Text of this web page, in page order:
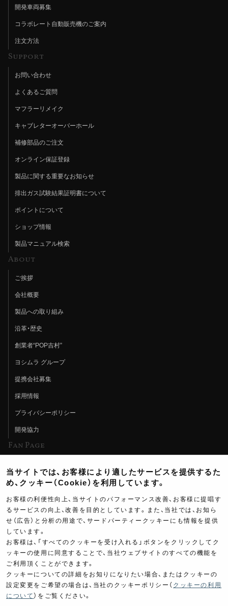
開発車両募集
コラボレート自動販売機のご案内
注文方法
Support
お問い合わせ
よくあるご質問
マフラーリメイク
キャブレターオーバーホール
補修部品のご注文
オンライン保証登録
製品に関する重要なお知らせ
排出ガス試験結果証明書について
ポイントについて
ショップ情報
製品マニュアル検索
About
ご挨拶
会社概要
製品への取り組み
沿革・歴史
創業者“POP吉村”
ヨシムラ グループ
提携会社募集
採用情報
プライバシーポリシー
開発協力
Fan Page
ヨシムラTV
イベント情報
イベントスケジュール
ツーリングブレイクタイム
製品ポスター
当サイトでは、お客様により適したサービスを提供するた
め、クッキー（Cookie）を利用しています。
お客様の利便性向上、当サイトのパフォーマンス改善、お客様に提唱す
るサービスの向上、改善を目的としています。また、当社では、お知ら
せ（広告）と分析の用途で、サードパーティークッキーにも情報を提供
しています。
お客様は、「すべてのクッキーを受け入れる」ボタンをクリックしてク
ッキーの使用に同意することで、当社ウェブサイトのすべての機能を
ご利用頂くことができます。
クッキーについての詳細をお知りになりたい場合、またはクッキーの
設定変更をご希望の場合は、当社のクッキーポリシー（ クッキーの利用
について ）をご覧ください。